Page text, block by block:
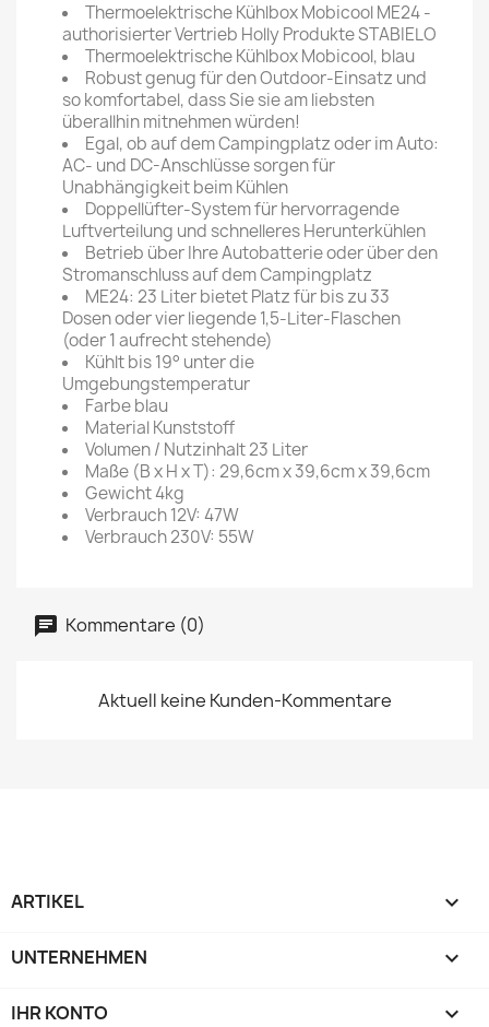
Thermoelektrische Kühlbox Mobicool ME24 -
authorisierter Vertrieb Holly Produkte STABIELO
Thermoelektrische Kühlbox Mobicool, blau
Robust genug für den Outdoor-Einsatz und
so komfortabel, dass Sie sie am liebsten
überallhin mitnehmen würden!
Egal, ob auf dem Campingplatz oder im Auto:
AC- und DC-Anschlüsse sorgen für
Unabhängigkeit beim Kühlen
Doppellüfter-System für hervorragende
Luftverteilung und schnelleres Herunterkühlen
Betrieb über Ihre Autobatterie oder über den
Stromanschluss auf dem Campingplatz
ME24: 23 Liter bietet Platz für bis zu 33
Dosen oder vier liegende 1,5-Liter-Flaschen
(oder 1 aufrecht stehende)
Kühlt bis 19° unter die
Umgebungstemperatur
Farbe blau
Material Kunststoff
Volumen / Nutzinhalt 23 Liter
Maße (B x H x T): 29,6cm x 39,6cm x 39,6cm
Gewicht 4kg
Verbrauch 12V: 47W
Verbrauch 230V: 55W
Kommentare (0)
Aktuell keine Kunden-Kommentare
ARTIKEL 
UNTERNEHMEN 
IHR KONTO 